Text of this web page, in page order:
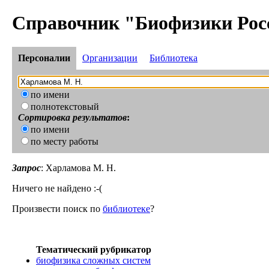
Справочник "Биофизики
Персоналии Организации Библиотека
по имени
полнотекстовый
Сортировка результатов:
по имени
по месту работы
Запрос: Харламова М. Н.
Ничего не найдено :-(
Произвести поиск по библиотеке?
Тематический рубрикатор
биофизика сложных систем